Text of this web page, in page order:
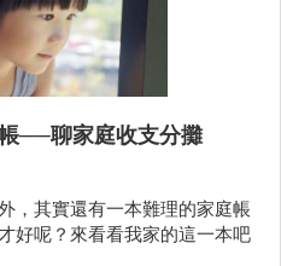
──聊家庭收支分攤
，其實還有一本難理的家庭帳
好呢？來看看我家的這一本吧